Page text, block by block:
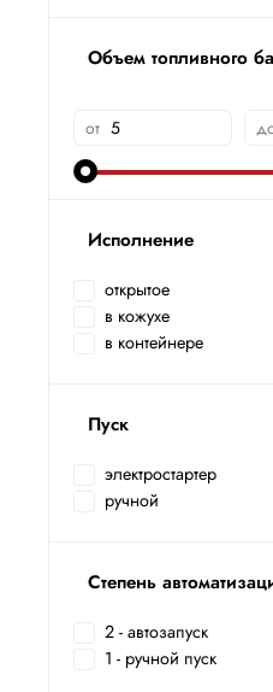
Объем топливного
от
Исполнение
открытое
в кожухе
в контейнере
Пуск
электростартер
ручной
Степень
2 - автозапуск
1 - ручной пуск